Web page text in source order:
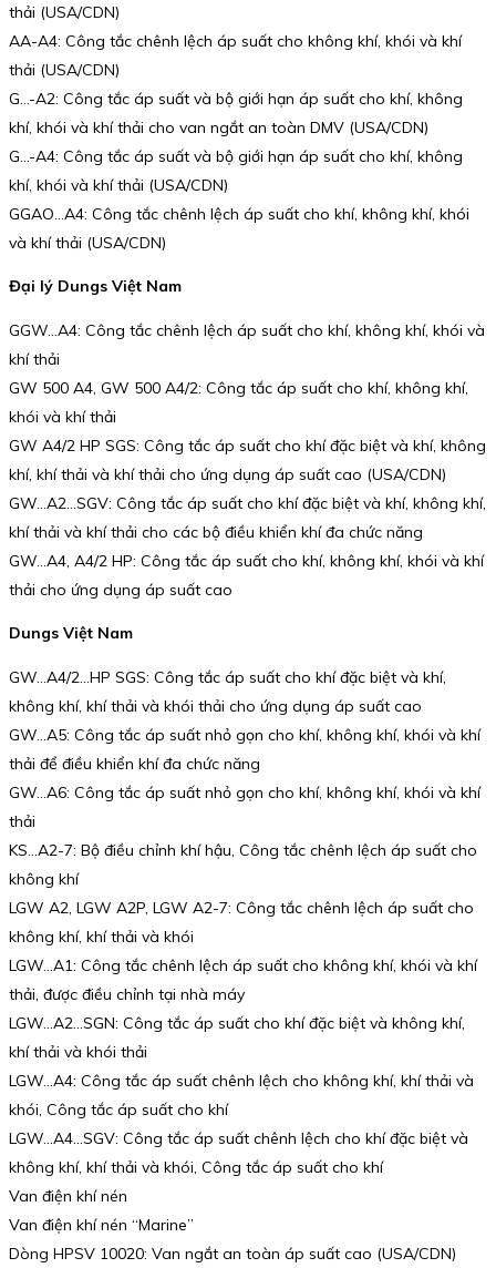
thải (USA/CDN)
AA-A4: Công tắc chênh lệch áp suất cho không khí, khói và khí
thải (USA/CDN)
G…-A2: Công tắc áp suất và bộ giới hạn áp suất cho khí, không
khí, khói và khí thải cho van ngắt an toàn DMV (USA/CDN)
G…-A4: Công tắc áp suất và bộ giới hạn áp suất cho khí, không
khí, khói và khí thải (USA/CDN)
GGAO…A4: Công tắc chênh lệch áp suất cho khí, không khí, khói
và khí thải (USA/CDN)
Đại lý Dungs Việt Nam
GGW…A4: Công tắc chênh lệch áp suất cho khí, không khí, khói và
khí thải
GW 500 A4, GW 500 A4/2: Công tắc áp suất cho khí, không khí,
khói và khí thải
GW A4/2 HP SGS: Công tắc áp suất cho khí đặc biệt và khí, không
khí, khí thải và khí thải cho ứng dụng áp suất cao (USA/CDN)
GW…A2…SGV: Công tắc áp suất cho khí đặc biệt và khí, không khí,
khí thải và khí thải cho các bộ điều khiển khí đa chức năng
GW…A4, A4/2 HP: Công tắc áp suất cho khí, không khí, khói và khí
thải cho ứng dụng áp suất cao
Dungs Việt Nam
GW…A4/2…HP SGS: Công tắc áp suất cho khí đặc biệt và khí,
không khí, khí thải và khói thải cho ứng dụng áp suất cao
GW…A5: Công tắc áp suất nhỏ gọn cho khí, không khí, khói và khí
thải để điều khiển khí đa chức năng
GW…A6: Công tắc áp suất nhỏ gọn cho khí, không khí, khói và khí
thải
KS…A2-7: Bộ điều chỉnh khí hậu, Công tắc chênh lệch áp suất cho
không khí
LGW A2, LGW A2P, LGW A2-7: Công tắc chênh lệch áp suất cho
không khí, khí thải và khói
LGW…A1: Công tắc chênh lệch áp suất cho không khí, khói và khí
thải, được điều chỉnh tại nhà máy
LGW…A2…SGN: Công tắc áp suất cho khí đặc biệt và không khí,
khí thải và khói thải
LGW…A4: Công tắc áp suất chênh lệch cho không khí, khí thải và
khói, Công tắc áp suất cho khí
LGW…A4…SGV: Công tắc áp suất chênh lệch cho khí đặc biệt và
không khí, khí thải và khói, Công tắc áp suất cho khí
Van điện khí nén
Van điện khí nén “Marine”
Dòng HPSV 10020: Van ngắt an toàn áp suất cao (USA/CDN)